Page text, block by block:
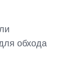
обхода